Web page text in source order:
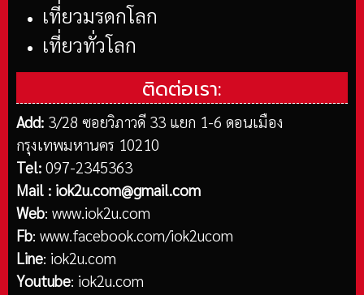
เที่ยวมรดกโลก
เที่ยวทั่วโลก
ติดต่อเรา:
Add: 3/28 ซอยวิภาวดี 33 แยก 1-6 ดอนเมือง
กรุงเทพมหานคร 10210
Tel: 097-2345363
Mail : iok2u.com@gmail.com
Web: www.iok2u.com
Fb: www.facebook.com/iok2ucom
Line: iok2u.com
Youtube: iok2u.com